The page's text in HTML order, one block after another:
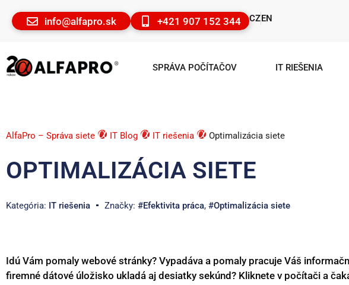
info@alfapro.sk +421 907 152 344 CZEN
SPRÁVA POČÍTAČOV IT RIEŠENIA
AlfaPro – Správa siete IT Blog IT riešenia Optimalizácia siete
OPTIMALIZÁCIA SIETE
Kategória: IT riešenia Značky: #Efektivita práca, #Optimalizácia siete
Idú Vám pomaly webové stránky? Vypadáva a pomaly pracuje Váš
firemné dátové úložisko ukladá aj desiatky sekúnd? Kliknete v počítači a